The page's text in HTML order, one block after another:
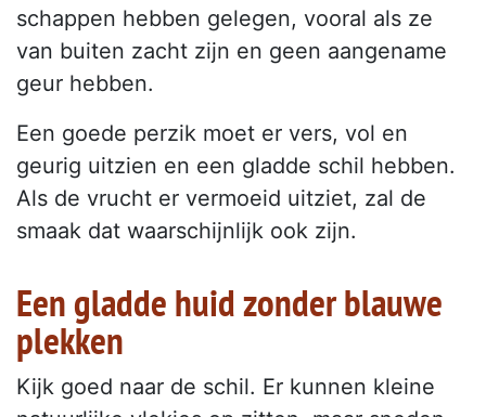
schappen hebben gelegen, vooral als ze
van buiten zacht zijn en geen aangename
geur hebben.
Een goede perzik moet er vers, vol en
geurig uitzien en een gladde schil hebben.
Als de vrucht er vermoeid uitziet, zal de
smaak dat waarschijnlijk ook zijn.
Een gladde huid zonder blauwe
plekken
Kijk goed naar de schil. Er kunnen kleine